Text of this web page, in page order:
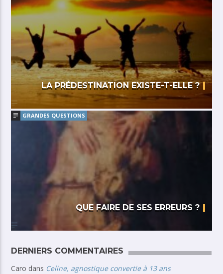
LA PRÉDESTINATION EXISTE-T-ELLE ?
GRANDES QUESTIONS
QUE FAIRE DE SES ERREURS ?
DERNIERS COMMENTAIRES
Caro dans Celine, agnostique convertie à 13 ans